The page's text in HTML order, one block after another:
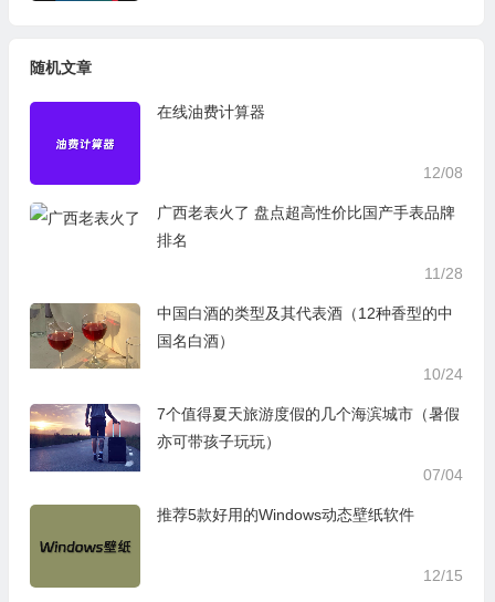
随机文章
在线油费计算器​
12/08
广西老表火了 盘点超高性价比国产手表品牌
排名
11/28
中国白酒的类型及其代表酒（12种香型的中
国名白酒）
10/24
7个值得夏天旅游度假的几个海滨城市（暑假
亦可带孩子玩玩）
07/04
推荐5款好用的Windows动态壁纸软件
12/15